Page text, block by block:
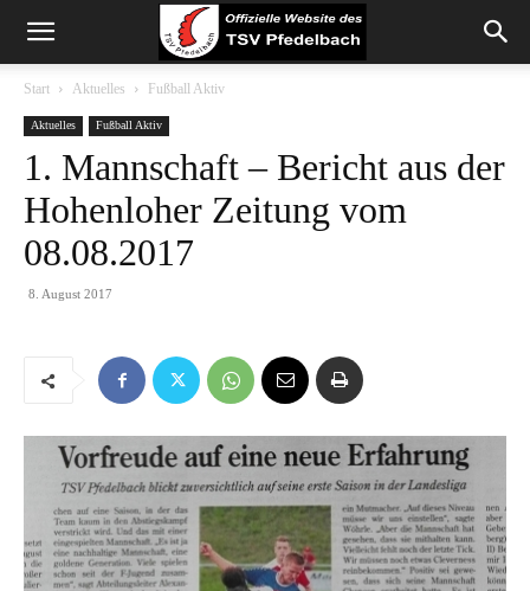
Start Aktuelles Fußball Aktiv
Aktuelles Fußball Aktiv
1. Mannschaft – Bericht aus der
Hohenloher Zeitung vom
08.08.2017
8. August 2017